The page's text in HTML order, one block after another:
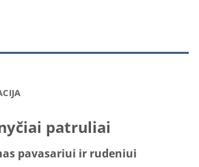
patruliai
pavasariui ir rudeniui